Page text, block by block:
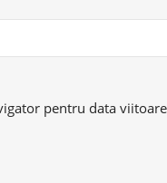
pentru data